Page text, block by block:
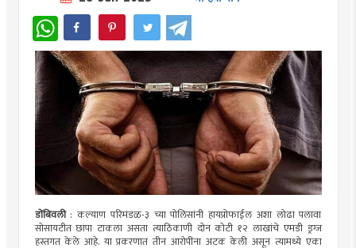
WhatsApp
डोंबिवली: कल्याण परिमंडळ-३ च्या पोलिसांनी हायप्रोफाईल अशा लोढा पलावा
सोसायटीत छापा टाकला असता त्याठिकाणी दोन कोटी १२ लाखांचे एमडी ड्रग्ज
हस्तगत केले आहे. या प्रकरणात तीन आरोपींना अटक केली असून त्यामध्ये एका